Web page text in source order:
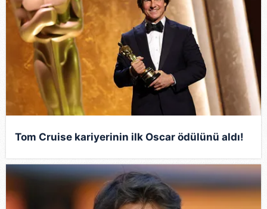
Tom Cruise kariyerinin ilk Oscar ödülünü aldı!